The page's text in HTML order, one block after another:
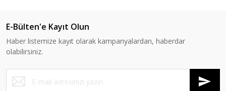
E-Bülten'e Kayıt Olun
Haber listemize kayıt olarak kampanyalardan, haberdar
olabilirsiniz.